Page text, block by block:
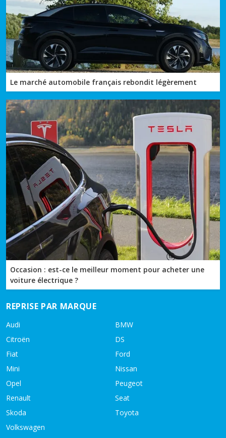
Le marché automobile français rebondit légèrement
Occasion : est-ce le meilleur moment pour acheter une
voiture électrique ?
REPRISE PAR MARQUE
Audi
BMW
Citroën
DS
Fiat
Ford
Mini
Nissan
Opel
Peugeot
Renault
Seat
Skoda
Toyota
Volkswagen